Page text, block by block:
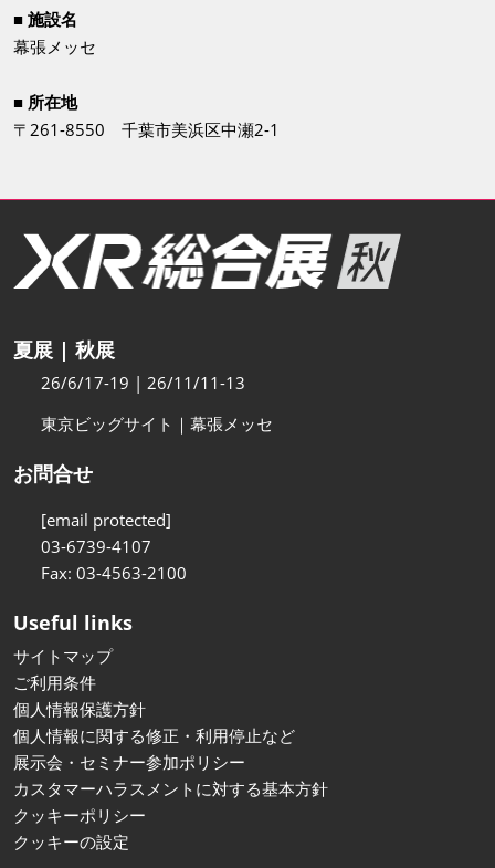
■ 施設名
幕張メッセ
■ 所在地
〒261-8550 千葉市美浜区中瀬2-1
夏展 | 秋展
26/6/17-19 | 26/11/11-13
東京ビッグサイト｜幕張メッセ
お問合せ
[email protected]
03-6739-4107
Fax: 03-4563-2100
Useful links
サイトマップ
ご利用条件
個人情報保護方針
個人情報に関する修正・利用停止など
展示会・セミナー参加ポリシー
カスタマーハラスメントに対する基本方針
クッキーポリシー
クッキーの設定